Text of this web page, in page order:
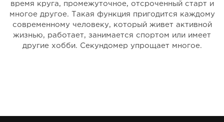
время круга, промежуточное, отсроченный старт и
многое другое. Такая функция пригодится каждому
современному человеку, который живет активной
жизнью, работает, занимается спортом или имеет
другие хобби. Секундомер упрощает многое.